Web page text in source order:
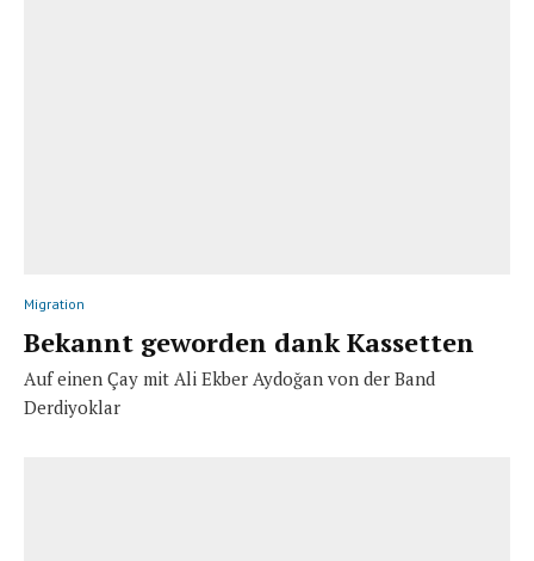
Migration
Bekannt geworden dank Kassetten
Auf einen Çay mit Ali Ekber Aydoğan von der Band
Derdiyoklar